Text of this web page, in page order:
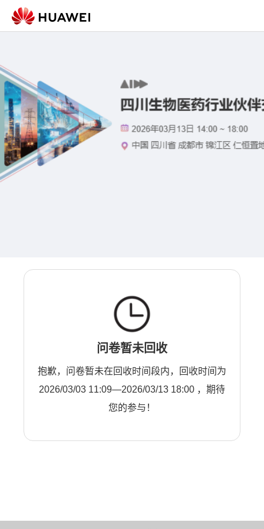
问卷暂未回收
抱歉，问卷暂未在回收时间段内，回收时间为
2026/03/03 11:09—2026/03/13 18:00 ，期待
您的参与！